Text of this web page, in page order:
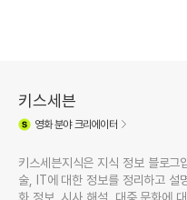
키스세븐
영화분야 크리에이터
키스세븐지식은 지식 정보 블로그
술, IT에 대한 정보를 정리하고 설